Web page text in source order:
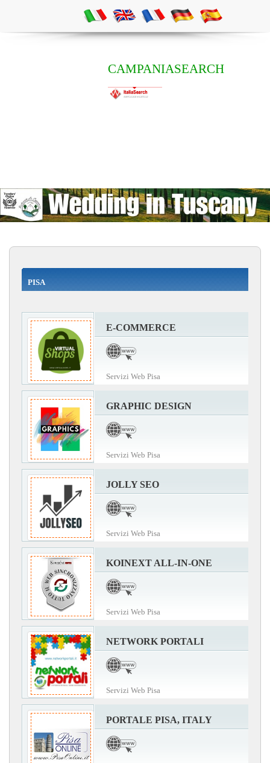
CAMPANIASEARCH
PISA
E-COMMERCE
Servizi Web Pisa
GRAPHIC DESIGN
Servizi Web Pisa
JOLLY SEO
Servizi Web Pisa
KOINEXT ALL-IN-ONE
Servizi Web Pisa
NETWORK PORTALI
Servizi Web Pisa
PORTALE PISA, ITALY